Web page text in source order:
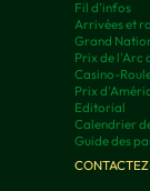
Fil d'infos
Arrivées et
Grand
Prix de l'Arc
Casino-
Prix
Editorial
Calendrier
Guide des